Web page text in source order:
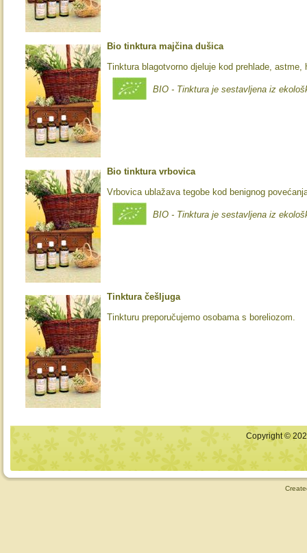
Bio tinktura majčina dušica
Tinktura blagotvorno djeluje kod prehlade, astme,
BIO - Tinktura je sestavljena iz
Bio tinktura vrbovica
Vrbovica ublažava tegobe kod benignog
BIO - Tinktura je sestavljena iz
Tinktura češljuga
Tinkturu preporučujemo osobama s boreliozom.
Copyright ©